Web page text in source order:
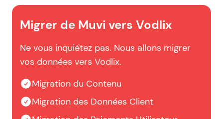
Migrer de Muvi vers Vodlix
Ne vous inquiétez pas. Nous allons migrer
vos données vers Vodlix.
Migration du Contenu
Migration des Données Client